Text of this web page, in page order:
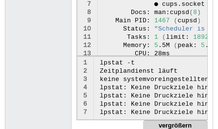
7
8
9
10
11
12
13
14
15
16
17
18
19
20
21
●
Docs:
man:cupsd ( 8 )
Main
PID: 1467 (cupsd )
Status:
"Scheduler is
Tasks:
1 (limit: 18924
Memory:
5 .5M ( peak: 5 .8M
CPU:
28ms
CGroup:
└─1467
Mär 03 07:59:06
klaus-
Mär
03 07:59:06
klaus-
Warning:
The unit file,
● cups.socket - CUPS
1
2
3
4
5
6
7
lpstat
-t
Zeitplandienst
läuft
keine
systemvoreingestellten
lpstat:
Keine Druckziele
lpstat:
Keine Druckziele
lpstat:
Keine Druckziele
lpstat:
Keine Druckziele
vergrößern